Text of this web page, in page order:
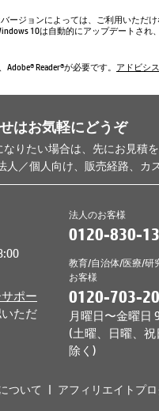
ージョンによっては、ご利用いただ
10は自動的にアップデートさ
Reader®が必要です。 アドビシ
はお気軽にどうぞ
りたい場合は、先にお見積
人／個人向け、販売経路、
ポー
ただ
法人のお客様
0120-830-
教育/自治体/医療/研
お客様
0120-703-
月曜日〜金曜日
(土曜、日曜、
除く)
ついて アフィリエイトプ